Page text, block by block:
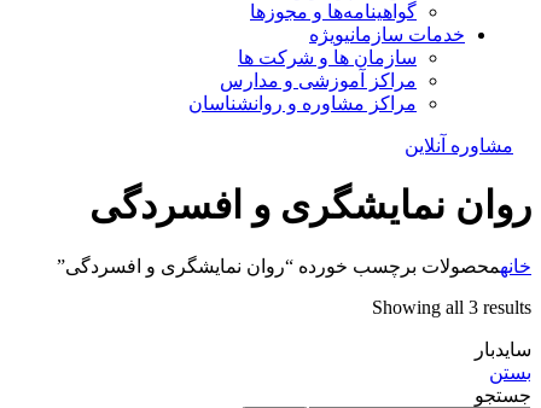
گواهینامه‌ها و مجوزها
خدمات سازمانیویژه
سازمان ها و شرکت ها
مراکز آموزشی و مدارس
مراکز مشاوره و روانشناسان
مشاوره آنلاین
روان نمایشگری و افسردگی
خانهمحصولات برچسب خورده “روان نمایشگری و افسردگی”
Showing all 3 results
سایدبار
بستن
جستجو